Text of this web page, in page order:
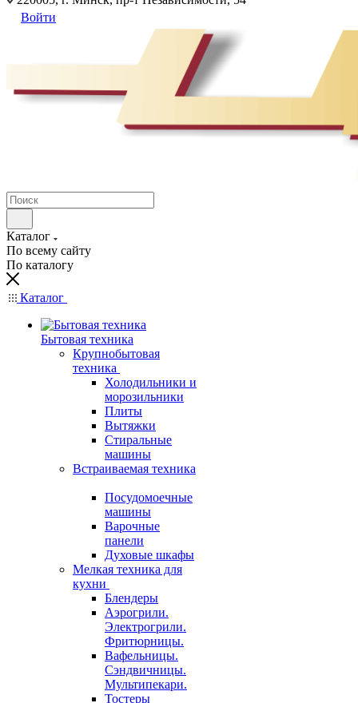
Войти
Каталог
По всему сайту
По каталогу
Каталог
Бытовая техника
Крупнобытовая
техника
Холодильники и
морозильники
Плиты
Вытяжки
Стиральные
машины
Встраиваемая техника
Посудомоечные
машины
Варочные
панели
Духовые шкафы
Мелкая техника для
кухни
Блендеры
Аэрогрили.
Электрогрили.
Фритюрницы.
Вафельницы.
Сэндвичницы.
Мультипекари.
Тостеры